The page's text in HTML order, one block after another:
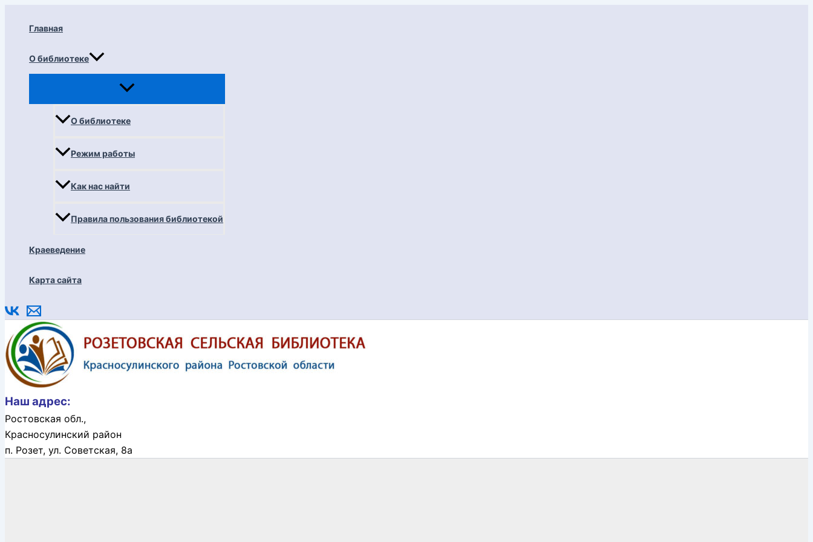
Главная
О библиотеке
О библиотеке
Режим работы
Как нас найти
Правила пользования библиотекой
Краеведение
Карта сайта
Наш адрес:
Ростовская обл.,
Красносулинский район
п. Розет, ул. Советская, 8а